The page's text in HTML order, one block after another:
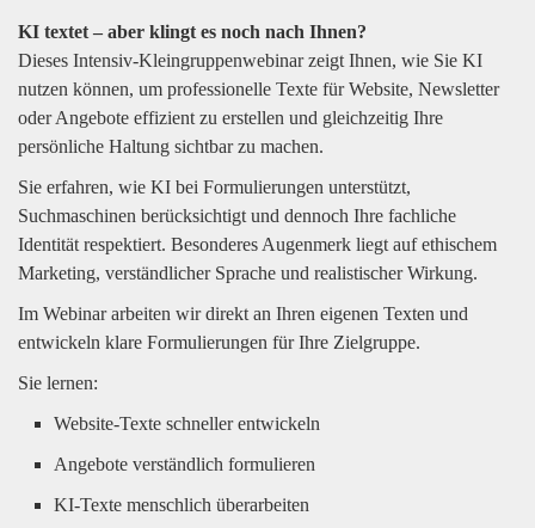
KI textet – aber klingt es noch nach Ihnen?
Dieses Intensiv-Kleingruppenwebinar zeigt Ihnen, wie Sie KI
nutzen können, um professionelle Texte für Website, Newsletter
oder Angebote effizient zu erstellen und gleichzeitig Ihre
persönliche Haltung sichtbar zu machen.
Sie erfahren, wie KI bei Formulierungen unterstützt,
Suchmaschinen berücksichtigt und dennoch Ihre fachliche
Identität respektiert. Besonderes Augenmerk liegt auf ethischem
Marketing, verständlicher Sprache und realistischer Wirkung.
Im Webinar arbeiten wir direkt an Ihren eigenen Texten und
entwickeln klare Formulierungen für Ihre Zielgruppe.
Sie lernen:
Website-Texte schneller entwickeln
Angebote verständlich formulieren
KI-Texte menschlich überarbeiten